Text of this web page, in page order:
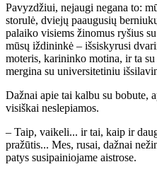
Pavyzdžiui, nejaugi negana to:
storulė, dviejų paaugusių
palaiko visiems žinomus ryšius
mūsų iždininkė – išsiskyrusi
moteris, karininko motina, ir ta
mergina su universitetiniu
Dažnai apie tai kalbu su bobute,
visiškai neslepiamos.
– Taip, vaikeli... ir tai, kaip ir
pražūtis... Mes, rusai, dažnai
patys susipainiojame aistrose.